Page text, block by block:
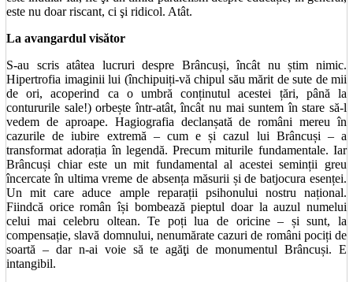
este nu doar riscant, ci şi ridicol. Atât.
La avangardul visător
S-au scris atâtea lucruri despre Brâncuși, încât nu știm nimic.
Hipertrofia imaginii lui (închipuiți-vă chipul său mărit de sute de mii
de ori, acoperind ca o umbră conținutul acestei țări, până la
contururile sale!) orbește într-atât, încât nu mai suntem în stare să-l
vedem de aproape. Hagiografia declanșată de români mereu în
cazurile de iubire extremă – cum e și cazul lui Brâncuși – a
transformat adorația în legendă. Precum miturile fundamentale. Iar
Brâncuși chiar este un mit fundamental al acestei seminții greu
încercate în ultima vreme de absența măsurii și de batjocura esenței.
Un mit care aduce ample reparații psihonului nostru național.
Fiindcă orice român își bombează pieptul doar la auzul numelui
celui mai celebru oltean. Te poți lua de oricine – și sunt, la
compensație, slavă domnului, nenumărate cazuri de români pociți de
soartă – dar n-ai voie să te agăţi de monumentul Brâncuși. E
intangibil.